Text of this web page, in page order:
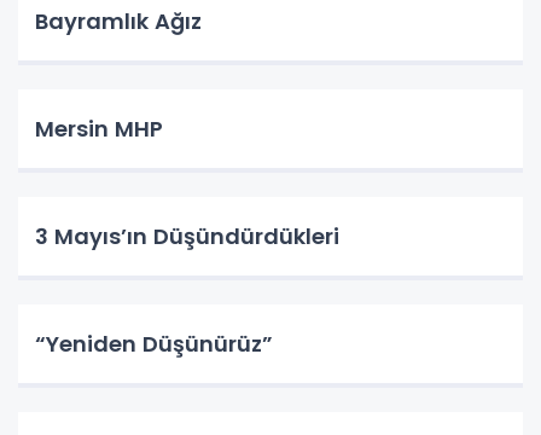
Bayramlık Ağız
Mersin MHP
3 Mayıs’ın Düşündürdükleri
“Yeniden Düşünürüz”